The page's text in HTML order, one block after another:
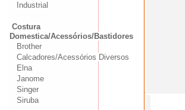
Industrial
Costura
Domestica/Acessórios/Bastidores
Brother
Calcadores/Acessórios Diversos
Elna
Janome
Singer
Siruba